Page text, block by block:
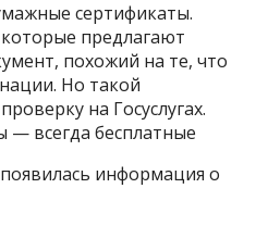
сертификаты.
предлагают
похожий на те, что
Но такой
на Госуслугах.
— всегда бесплатные
появилась информация о